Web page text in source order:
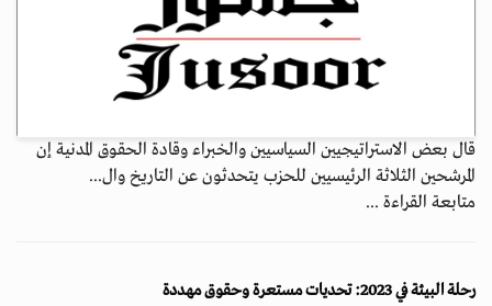
قال بعض الاستراتيجيين السياسيين والخبراء وقادة الحقوق المدنية إن
المرشحين الثلاثة الرئيسيين للحزب يتحدثون عن التاريخ وال...
متابعة القراءة ...
رحلة البيئة في 2023: تحديات مستعرة وحقوق مهددة